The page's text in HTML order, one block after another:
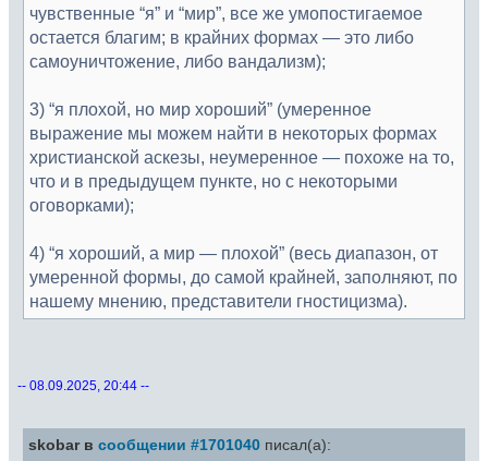
чувственные “я” и “мир”, все же умопостигаемое
остается благим; в крайних формах — это либо
самоуничтожение, либо вандализм);
3) “я плохой, но мир хороший” (умеренное
выражение мы можем найти в некоторых формах
христианской аскезы, неумеренное — похоже на то,
что и в предыдущем пункте, но с некоторыми
оговорками);
4) “я хороший, а мир — плохой” (весь диапазон, от
умеренной формы, до самой крайней, заполняют, по
нашему мнению, представители гностицизма).
-- 08.09.2025, 20:44 --
skobar в сообщении #1701040 писал(а):